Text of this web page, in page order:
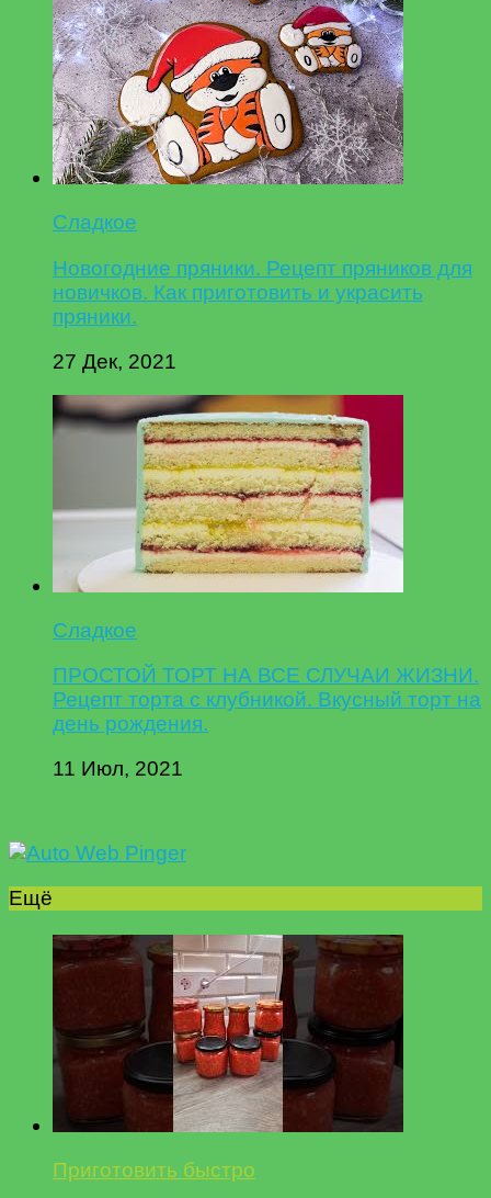
Сладкое
Новогодние пряники. Рецепт пряников для
новичков. Как приготовить и украсить
пряники.
27 Дек, 2021
Сладкое
ПРОСТОЙ ТОРТ НА ВСЕ СЛУЧАИ ЖИЗНИ.
Рецепт торта с клубникой. Вкусный торт на
день рождения.
11 Июл, 2021
Ещё
Приготовить быстро